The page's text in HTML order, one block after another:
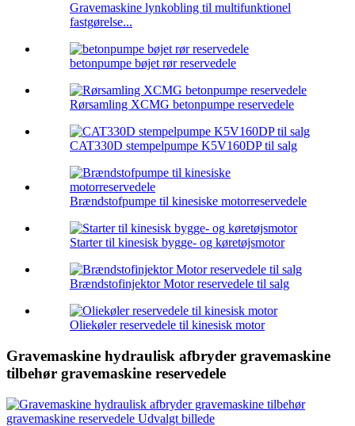
Gravemaskine lynkobling til multifunktionel
fastgørelse...
betonpumpe bøjet rør reservedele
Rørsamling XCMG betonpumpe reservedele
CAT330D stempelpumpe K5V160DP til salg
Brændstofpumpe til kinesiske motorreservedele
Starter til kinesisk bygge- og køretøjsmotor
Brændstofinjektor Motor reservedele til salg
Oliekøler reservedele til kinesisk motor
Gravemaskine hydraulisk afbryder gravemaskine
tilbehør gravemaskine reservedele